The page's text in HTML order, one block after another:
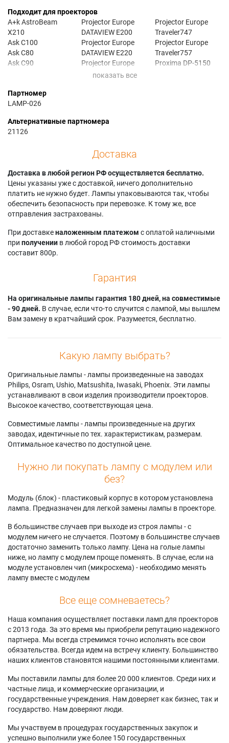
Подходит для проекторов
A+k AstroBeam
X210
Ask C100
Ask C80
Ask C90
Geha compact 211
Projector Europe
DATAVIEW E200
Projector Europe
DATAVIEW E220
Projector Europe
TRAVELER 747
Projector Europe
Traveler747
Projector Europe
Traveler757
Proxima DP-5150
Партномер
LAMP-026
Альтернативные партномера
21126
Доставка
Доставка в любой регион РФ осуществляется бесплатно.
Цены указаны уже с доставкой, ничего дополнительно
платить не нужно будет. Лампы упаковываются так, чтобы
обеспечить безопасность при перевозке. К тому же, все
отправления застрахованы.
При доставкеналоженным платежом с оплатой наличными
при получении в любой город РФ стоимость доставки
составит 800р.
Гарантия
На оригинальные лампы гарантия 180 дней, на совместимые
- 90 дней. В случае, если что-то случится с лампой, мы вышлем
Вам замену в кратчайший срок. Разумеется, бесплатно.
Какую лампу выбрать?
Оригинальные лампы - лампы произведенные на заводах
Philips, Osram, Ushio, Matsushita, Iwasaki, Phoenix. Эти лампы
устанавливают в свои изделия производители проекторов.
Высокое качество, соответствующая цена.
Совместимые лампы - лампы произведенные на других
заводах, идентичные по тех. характеристикам, размерам.
Оптимальное качество по доступной цене.
Нужно ли покупать лампу с модулем или
без?
Модуль (блок) - пластиковый корпус в котором установлена
лампа. Предназначен для легкой замены лампы в проекторе.
В большинстве случаев при выходе из строя лампы - с
модулем ничего не случается. Поэтому в большинстве случаев
достаточно заменить только лампу. Цена на голые лампы
ниже, но лампу с модулем проще поменять. В случае, если на
модуле установлен чип (микросхема) - необходимо менять
лампу вместе с модулем
Все еще сомневаетесь?
Наша компания осуществляет поставки ламп для проекторов
с 2013 года. За это время мы приобрели репутацию надежного
партнера. Мы всегда стремимся точно исполнять все свои
обязательства. Всегда идем на встречу клиенту. Большинство
наших клиентов становятся нашими постоянными клиентами.
Мы поставили лампы для более 20 000 клиентов. Среди них и
частные лица, и коммерческие организации, и
государственные учреждения. Нам доверяет как бизнес, так и
государство. Нам доверяют люди.
Мы участвуем в процедурах государственных закупок и
успешно выполнили уже более 150 государственных